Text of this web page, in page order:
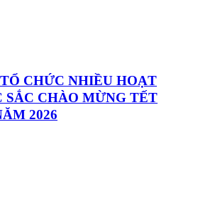
CHỨC NHIỀU HOẠT
SẮC CHÀO MỪNG TẾT
2026